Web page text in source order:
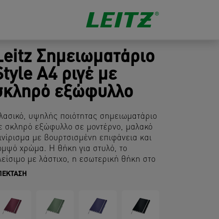
Σημειωματάριο
A4 ριγέ με
εξώφυλλο
υψηλής ποιότητας σημειωματάριο
σκληρό εξώφυλλο σε μοντέρνο, μαλακό
με βουρτσισμένη επιφάνεια και
χρώμα. Η θήκη για στυλό, το
με λάστιχο, η εσωτερική θήκη στο
εξώφυλλο καθιστούν τα τετράδια πιο